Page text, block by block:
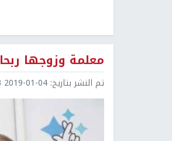
معلمة وزوجها ربحا 145 مليون دولار "في لحظة"
تم النشر بتاريخ: 2019-01-04 20:33